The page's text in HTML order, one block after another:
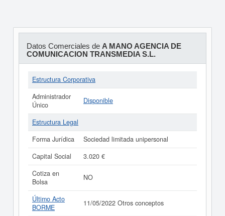
Datos Comerciales de A MANO AGENCIA DE
COMUNICACION TRANSMEDIA S.L.
Estructura Corporativa
Administrador
Único
Disponible
Estructura Legal
Forma Jurídica
Sociedad limitada unipersonal
Capital Social
3.020 €
Cotiza en
Bolsa
NO
Último Acto
BORME
11/05/2022 Otros conceptos